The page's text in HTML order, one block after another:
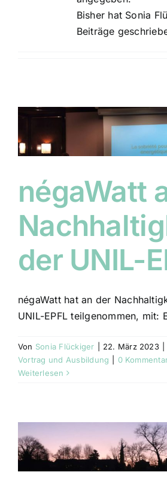
Bisher hat Sonia
Beiträge
négaWatt
der UNIL-
négaWatt hat an der
UNIL-EPFL teilgenommen, mit:
Von Sonia Flückiger 22. März 2023
Vortrag und Ausbildung
0
Weiterlesen